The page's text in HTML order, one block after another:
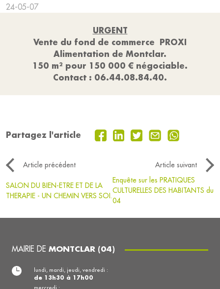
24-05-07
URGENT
Vente du fond de commerce PROXI
Alimentation de Montclar.
150 m² pour 150 000 € négociable.
Contact : 06.44.08.84.40.
Partagez l'article
Article précédent Article suivant
SALON DU BIEN-ETRE ET DE LA
THERAPIE - UN CHEMIN VERS SOI.
Enquête sur les PRATIQUES
CULTURELLES DES HABITANTS du
04
MAIRIE DE MONTCLAR (04)
lundi, mardi, jeudi, vendredi :
de 13h30 à 17h00